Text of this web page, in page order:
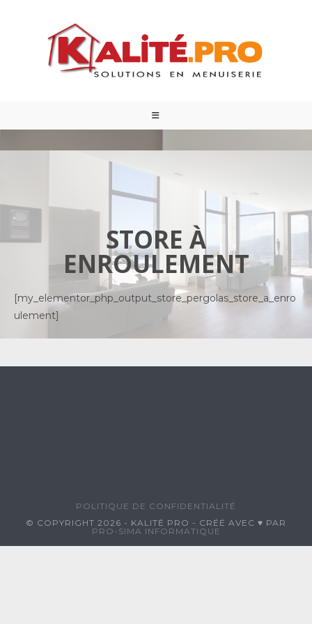
STORE À
ENROULEMENT
[my_elementor_php_output_store_pergolas_store_a_enro
ulement]
POLITIQUE DE CONFIDENTIALITÉ
© COPYRIGHT 2026 - KALITÉ PRO - CRÉÉ AVEC ♥ PAR
PRO-SIMA INFORMATIQUE